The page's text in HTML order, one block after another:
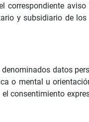
y subsidiario de
datos
o mental u
consentimiento